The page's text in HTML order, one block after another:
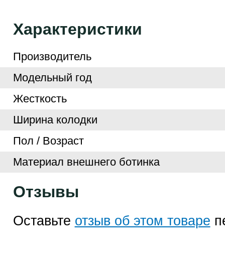
Характеристики
Производитель
Модельный год
Жесткость
Ширина колодки
Пол / Возраст
Материал внешнего ботинка
Отзывы
Оставьте отзыв об этом товаре